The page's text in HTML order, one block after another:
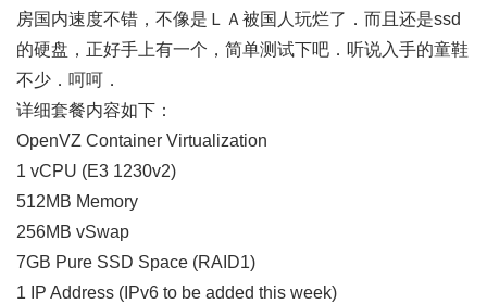
房国内速度不错，不像是ＬＡ被国人玩烂了．而且还是ssd
的硬盘，正好手上有一个，简单测试下吧．听说入手的童鞋
不少．呵呵．
详细套餐内容如下：
OpenVZ Container Virtualization
1 vCPU (E3 1230v2)
512MB Memory
256MB vSwap
7GB Pure SSD Space (RAID1)
1 IP Address (IPv6 to be added this week)